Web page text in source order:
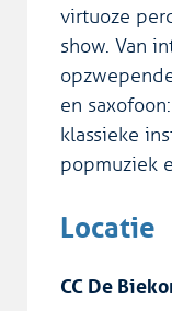
virtuoze
show. Van
en
klassieke
popmuziek
Locatie
CC De